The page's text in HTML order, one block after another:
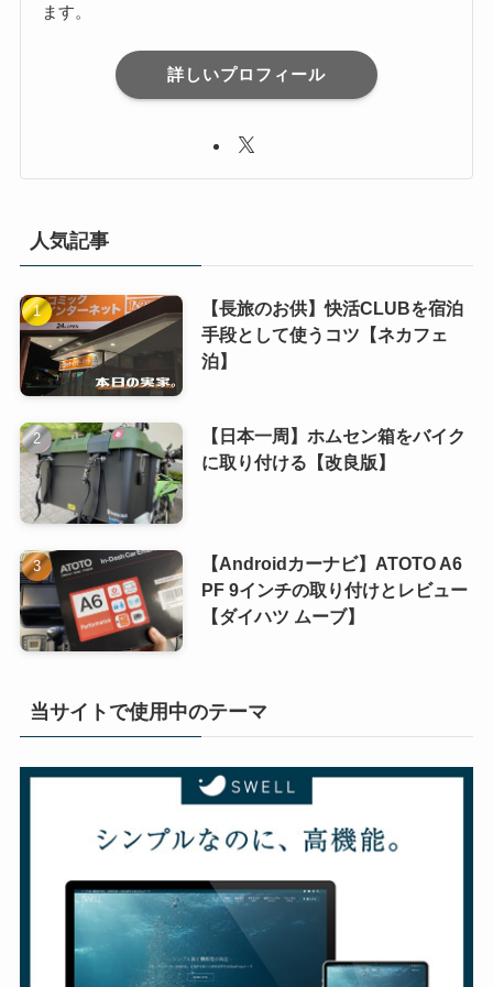
ます。
詳しいプロフィール
人気記事
【長旅のお供】快活CLUBを宿泊
手段として使うコツ【ネカフェ
泊】
【日本一周】ホムセン箱をバイク
に取り付ける【改良版】
【Androidカーナビ】ATOTO A6
PF 9インチの取り付けとレビュー
【ダイハツ ムーブ】
当サイトで使用中のテーマ